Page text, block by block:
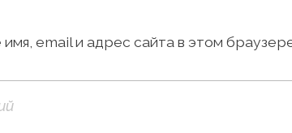
email и адрес сайта в этом